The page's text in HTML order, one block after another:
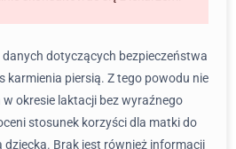
dotyczących bezpieczeństwa
karmienia piersią. Z tego powodu nie
okresie laktacji bez wyraźnego
stosunek korzyści dla matki do
dziecka. Brak jest również informacji